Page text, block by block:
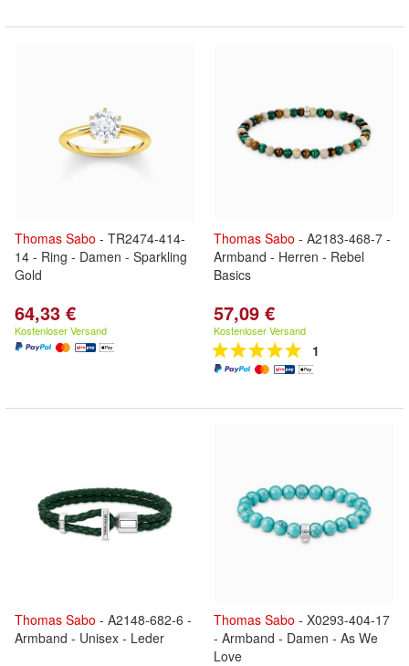
Thomas Sabo - TR2474-414-
14 - Ring - Damen - Sparkling
Gold
64,33 €
Kostenloser Versand
Thomas Sabo - A2183-468-7 -
Armband - Herren - Rebel
Basics
57,09 €
Kostenloser Versand
1
Thomas Sabo - A2148-682-6 -
Armband - Unisex - Leder
Thomas Sabo - X0293-404-17
- Armband - Damen - As We
Love